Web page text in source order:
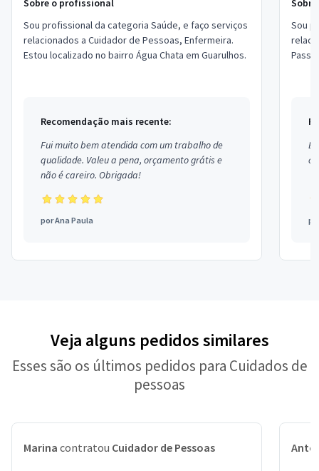
Sobre o profissional
Sou profissional da categoria Saúde, e faço serviços
relacionados a Cuidador de Pessoas, Enfermeira.
Estou localizado no bairro Água Chata em Guarulhos.
Recomendação mais recente:
Fui muito bem atendida com um trabalho de
qualidade. Valeu a pena, orçamento grátis e
não é careiro. Obrigada!
porAna Paula
Sou
Veja alguns pedidos similares
Esses são os últimos pedidos para Cuidados de
pessoas
Marina contratou Cuidador de Pessoas